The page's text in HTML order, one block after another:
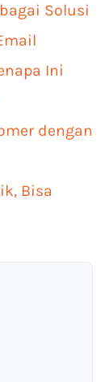
Solusi
Ini
dengan
Bisa